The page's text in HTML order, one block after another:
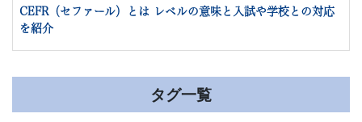
CEFR（セファール）とは レベルの意味と入試や学校との対応
を紹介
タグ一覧